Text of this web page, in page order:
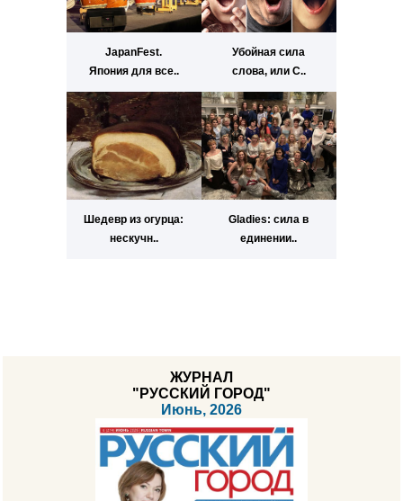
JapanFest.
Япония для все..
Убойная сила
слова, или С..
Шедевр из огурца:
нескучн..
Gladies: сила в
единении..
ЖУРНАЛ
"РУССКИЙ ГОРОД"
Июнь, 2026